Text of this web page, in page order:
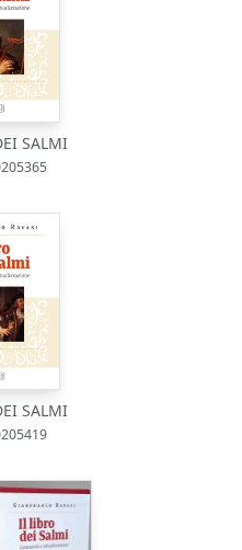
SALMI
SALMI